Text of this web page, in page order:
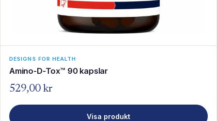
DESIGNS FOR HEALTH
Amino-D-Tox™ 90 kapslar
529,00 kr
Visa produkt